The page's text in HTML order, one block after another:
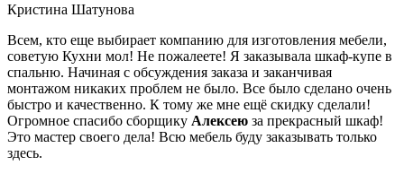
Кристина Шатунова
Всем, кто еще выбирает компанию для изготовления мебели,
советую Кухни мол! Не пожалеете! Я заказывала шкаф-купе в
спальню. Начиная с обсуждения заказа и заканчивая
монтажом никаких проблем не было. Все было сделано очень
быстро и качественно. К тому же мне ещё скидку сделали!
Огромное спасибо сборщику Алексею за прекрасный шкаф!
Это мастер своего дела! Всю мебель буду заказывать только
здесь.